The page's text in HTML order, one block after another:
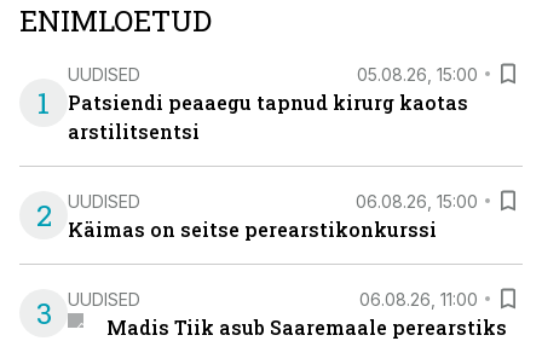
ENIMLOETUD
1
UUDISED 05.08.26, 15:00
Patsiendi peaaegu tapnud kirurg kaotas
arstilitsentsi
2 UUDISED 06.08.26, 15:00
Käimas on seitse perearstikonkurssi
3 UUDISED 06.08.26, 11:00
Madis Tiik asub Saaremaale perearstiks